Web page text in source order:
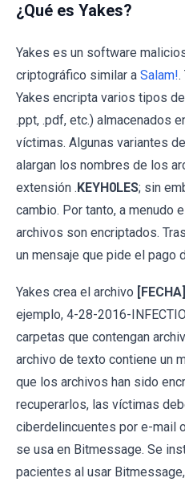
¿Qué es Yakes?
Yakes es un software
criptográfico similar a Salam!.
Yakes encripta varios tipos
.ppt, .pdf, etc.) almacenados
víctimas. Algunas variantes
alargan los nombres de los
extensión .KEYH0LES; sin
cambio. Por tanto, a menudo
archivos son encriptados.
un mensaje que pide el pago
Yakes crea el archivo
ejemplo, 4-28-2016-
carpetas que contengan
archivo de texto contiene un
que los archivos han sido
recuperarlos, las víctimas
ciberdelincuentes por e-mail
se usa en Bitmessage. Se
pacientes al usar